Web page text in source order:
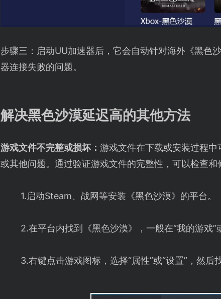
步骤三：启动UU加速器后，它会自动针对海外《黑色
器连接失败的问题。
解决黑色沙漠延迟高的其他方法
游戏文件不完整或损坏： 游戏文件在下载或安装过程
或其他问题。通过验证游戏文件的完整性，可以检查和
1.启动Steam、战网等安装《黑色沙漠》的平台。
2.在平台内找到《黑色沙漠》，一般在“我的游戏”
3.右键点击游戏图标，选择“属性”或“设置”，然后